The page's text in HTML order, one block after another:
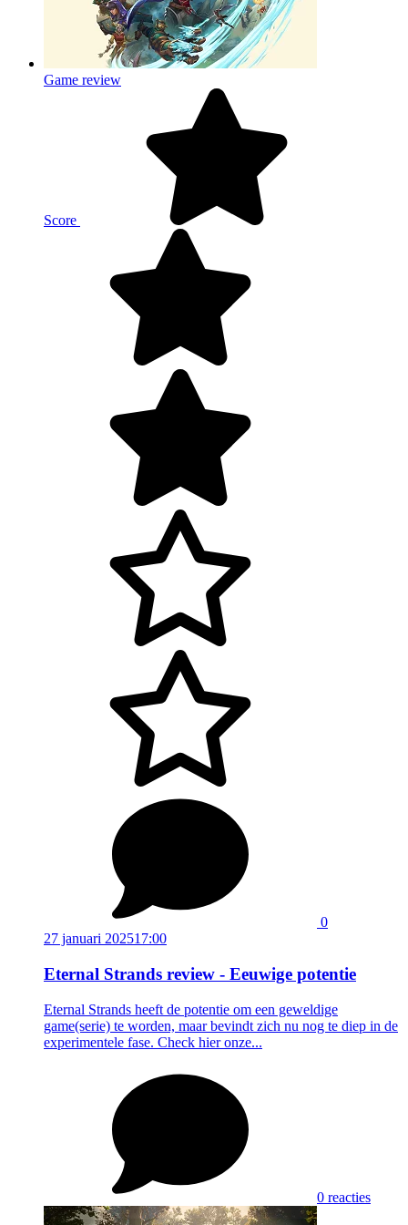
Game review
Score
0
27 januari 202517:00
Eternal Strands review - Eeuwige potentie
Eternal Strands heeft de potentie om een geweldige
game(serie) te worden, maar bevindt zich nu nog te diep in de
experimentele fase. Check hier onze...
0 reacties